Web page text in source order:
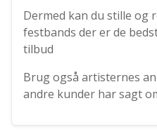
Dermed kan du stille og
festbands der er de
tilbud
Brug også artisternes
andre kunder har sagt